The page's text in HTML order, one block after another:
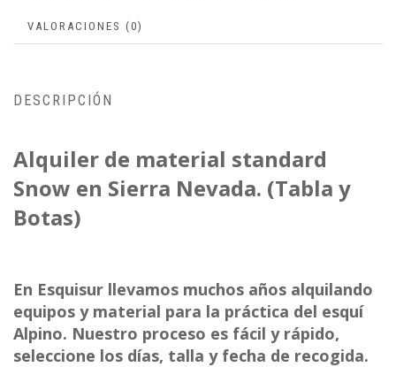
VALORACIONES (0)
DESCRIPCIÓN
Alquiler de material standard
Snow en Sierra Nevada. (Tabla y
Botas)
En Esquisur llevamos muchos años alquilando
equipos y material para la práctica del esquí
Alpino. Nuestro proceso es fácil y rápido,
seleccione los días, talla y fecha de recogida.